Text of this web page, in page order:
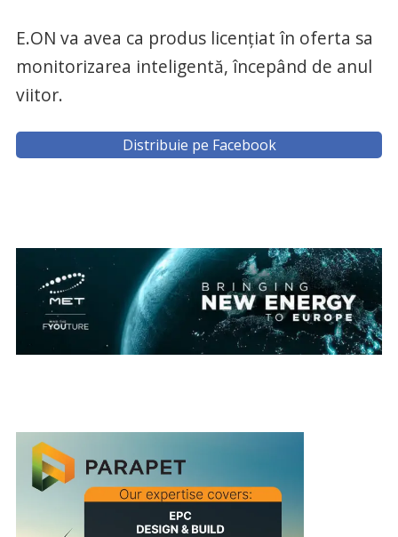
E.ON va avea ca produs licențiat în oferta sa
monitorizarea inteligentă, începând de anul
viitor.
Distribuie pe Facebook